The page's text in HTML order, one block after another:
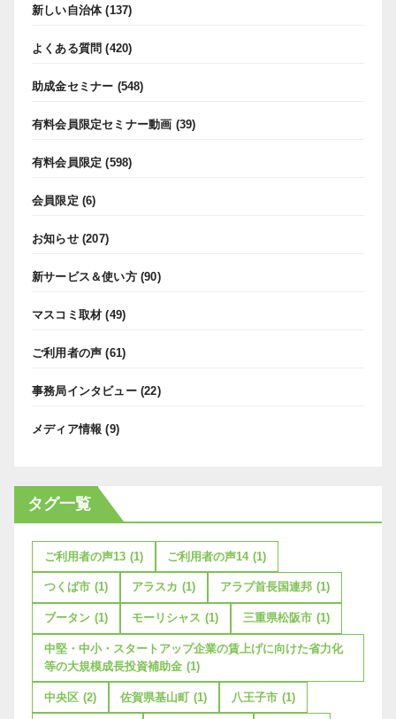
新しい自治体(137)
よくある質問 (420)
助成金セミナー (548)
有料会員限定セミナー動画 (39)
有料会員限定 (598)
会員限定 (6)
お知らせ(207)
新サービス＆使い方(90)
マスコミ取材 (49)
ご利用者の声 (61)
事務局インタビュー(22)
メディア情報 (9)
タグ一覧
ご利用者の声13 (1) ご利用者の声14 (1)
つくば市 (1) アラスカ (1) アラブ首長国連邦 (1)
ブータン (1) モーリシャス (1) 三重県松阪市 (1)
中堅・中小・スタートアップ企業の賃上げに向けた省力化
等の大規模成長投資補助金 (1)
中央区 (2) 佐賀県基山町 (1) 八王子市 (1)